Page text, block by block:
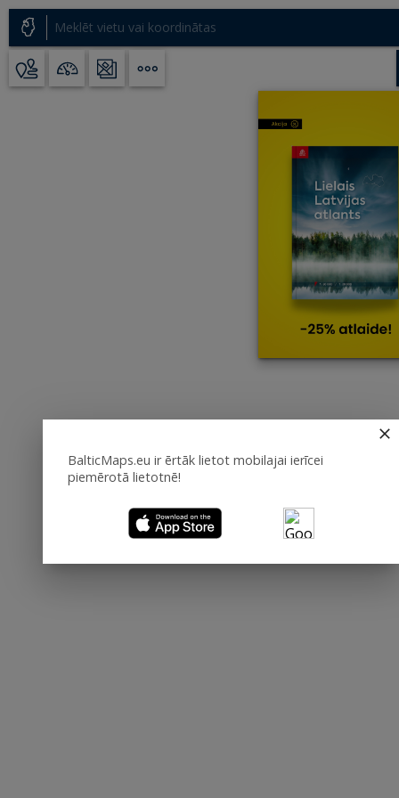
BalticMaps.eu ir ērtāk lietot mobilajai ierīcei
piemērotā lietotnē!